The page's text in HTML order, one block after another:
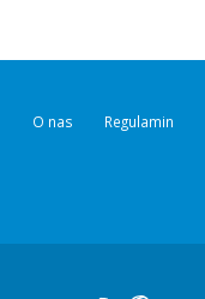
O nas Regulamin